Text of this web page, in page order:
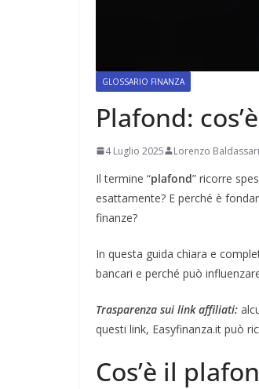
GLOSSARIO FINANZA
Plafond:
4 Luglio 2025 Lorenzo
Il termine “plafond” ricorre
esattamente? E perché è
finanze?
In questa guida chiara e
bancari e perché può
Trasparenza sui link affiliati:
questi link, Easyfinanza.it può
Cos’è il